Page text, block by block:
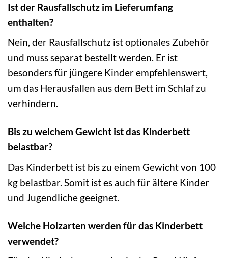
Ist der Rausfallschutz im Lieferumfang
enthalten?
Nein, der Rausfallschutz ist optionales Zubehör
und muss separat bestellt werden. Er ist
besonders für jüngere Kinder empfehlenswert,
um das Herausfallen aus dem Bett im Schlaf zu
verhindern.
Bis zu welchem Gewicht ist das Kinderbett
belastbar?
Das Kinderbett ist bis zu einem Gewicht von 100
kg belastbar. Somit ist es auch für ältere Kinder
und Jugendliche geeignet.
Welche Holzarten werden für das Kinderbett
verwendet?